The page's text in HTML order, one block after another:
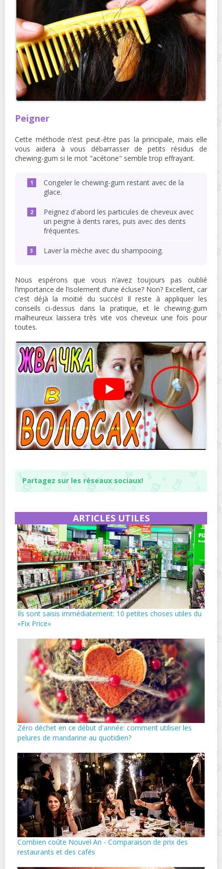
Peigner
Cette méthode n’est peut-être pas la principale, mais elle
vous aidera à vous débarrasser de petits résidus de
chewing-gum si le mot "acétone" semble trop effrayant.
Congeler le chewing-gum restant avec de la
glace.
Peignez d'abord les particules de cheveux avec
un peigne à dents rares, puis avec des dents
fréquentes.
Laver la mèche avec du shampooing.
Nous espérons que vous n’avez toujours pas oublié
l’importance de l’isolement d’une écluse? Non? Excellent, car
c'est déjà la moitié du succès! Il reste à appliquer les
conseils ci-dessus dans la pratique, et le chewing-gum
malheureux laissera très vite vos cheveux une fois pour
toutes.
Partagez sur les réseaux sociaux!
ARTICLES UTILES
Ils sont saisis immédiatement: 10 petites choses utiles du
«Fix Price»
Zéro déchet en ce début d'année: comment utiliser les
pelures de mandarine au quotidien?
Combien coûte Nouvel An - Comparaison de prix des
restaurants et des cafés